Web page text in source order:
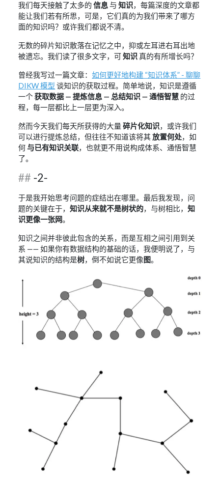
我们每天接触了太多的信息 与知识，每篇深度的文章都
能让我们若有所思，可是，它们真的为我们带来了哪方
面的知识吗？或许我们都说不清。
无数的碎片知识散落在记忆之中，抑或左耳进右耳出地
被遗忘。我们读了很多文字，可知识 真的有所增长吗？
曾经我写过一篇文章：如何更好地构建 “知识体系” - 聊聊
DIKW 模型 谈知识的获取过程。简单地说，知识是遵循
一个获取数据 — 提炼信息 — 总结知识 — 通悟智慧 的过
程，每一层都比上一层更为深入。
然而今天我们每天所获得的大量碎片化知识，或许我们
可以进行提炼总结，但往往不知道该将其放置何处，如
何与已有知识关联，也就更不用说构成体系、通悟智慧
了。
-2-
于是我开始思考问题的症结出在哪里。最后我发现，问
题的关键在于，知识从来就不是树状的，与树相比，知
识更像一张网。
知识之间并非彼此包含的关系，而是互相之间引用到关
系 —— 如果你有数据结构的基础的话，我便明说了，与
其说知识的结构是树，倒不如说它更像 图。